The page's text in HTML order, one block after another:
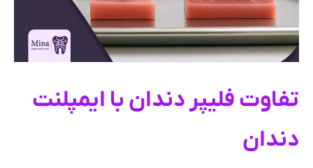
تفاوت فلیپر دندان با ایمپلنت
دندان